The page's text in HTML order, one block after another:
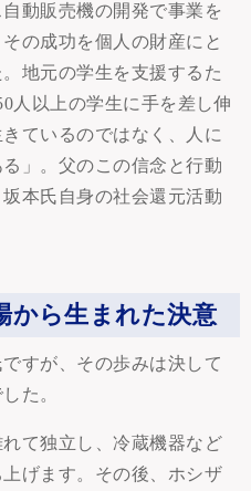
動販売機の開発で事業を
の成功を個人の財産にと
地元の学生を支援するた
人以上の学生に手を差し伸
ているのではなく、人に
」。父のこの信念と行動
本氏自身の社会還元活動
から生まれた決意
すが、その歩みは決して
た。
て独立し、冷蔵機器など
げます。その後、ホシザ